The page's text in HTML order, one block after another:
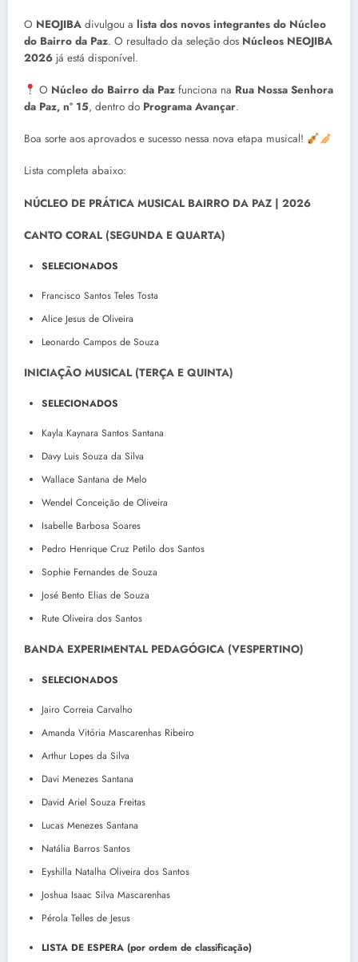
O NEOJIBA divulgou a lista dos novos integrantes do Núcleo
do Bairro da Paz. O resultado da seleção dos Núcleos NEOJIBA
2026 já está disponível.
O Núcleo do Bairro da Paz funciona na Rua Nossa Senhora
da Paz, nº 15, dentro do Programa Avançar.
Boa sorte aos aprovados e sucesso nessa nova etapa musical!
Lista completa abaixo:
NÚCLEO DE PRÁTICA MUSICAL BAIRRO DA PAZ | 2026
CANTO CORAL (SEGUNDA E QUARTA)
SELECIONADOS
Francisco Santos Teles Tosta
Alice Jesus de Oliveira
Leonardo Campos de Souza
INICIAÇÃO MUSICAL (TERÇA E QUINTA)
SELECIONADOS
Kayla Kaynara Santos Santana
Davy Luis Souza da Silva
Wallace Santana de Melo
Wendel Conceição de Oliveira
Isabelle Barbosa Soares
Pedro Henrique Cruz Petilo dos Santos
Sophie Fernandes de Souza
José Bento Elias de Souza
Rute Oliveira dos Santos
BANDA EXPERIMENTAL PEDAGÓGICA (VESPERTINO)
SELECIONADOS
Jairo Correia Carvalho
Amanda Vitória Mascarenhas Ribeiro
Arthur Lopes da Silva
Davi Menezes Santana
David Ariel Souza Freitas
Lucas Menezes Santana
Natália Barros Santos
Eyshilla Natalha Oliveira dos Santos
Joshua Isaac Silva Mascarenhas
Pérola Telles de Jesus
LISTA DE ESPERA (por ordem de classificação)